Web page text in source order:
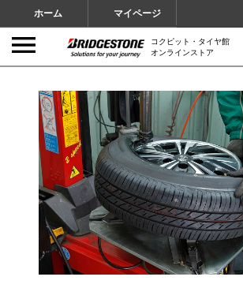
ホーム マイページ
コクピット・タイヤ館
オンラインストア